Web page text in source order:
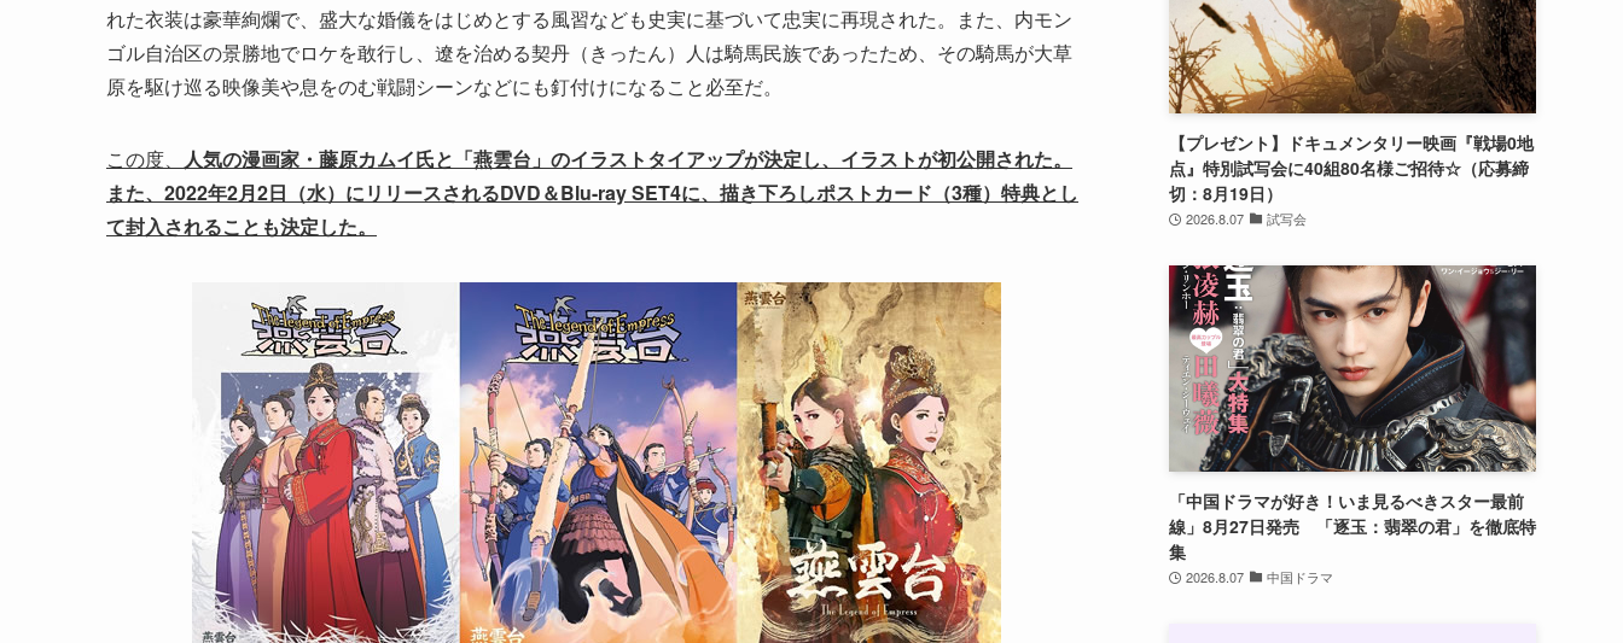
れた衣装は豪華絢爛で、盛大な婚儀をはじめとする風習なども史実に基づいて忠実に再現された。また、内モン
ゴル自治区の景勝地でロケを敢行し、遼を治める契丹（きったん）人は騎馬民族であったため、その騎馬が大草
原を駆け巡る映像美や息をのむ戦闘シーンなどにも釘付けになること必至だ。
この度、 人気の漫画家・藤原カムイ氏と「燕雲台」のイラストタイアップが決定し、イラストが初公開された。
また、2022年2月2日（水）にリリースされるDVD＆Blu-ray SET4に、描き下ろしポストカード（3種）特典とし
て封入されることも決定した。
【プレゼント】ドキュメンタリー映画『戦場0地
点』特別試写会に40組80名様ご招待☆（応募締
切：8月19日）
2026.8.07 試写会
「中国ドラマが好き！いま見るべきスター最前
線」8月27日発売 「逐玉：翡翠の君」を徹底特
集
2026.8.07 中国ドラマ